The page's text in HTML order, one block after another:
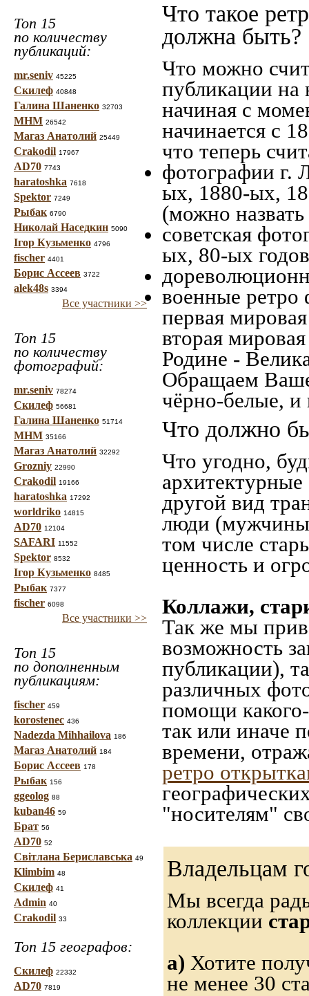
Топ 15
по количеству
публикаций:
mr.seniv 45225
Скилеф 40848
Галина Шаненко 32703
МНМ 26542
Магаз Анатолий 25449
Crakodil 17967
AD70 7743
haratoshka 7618
Spektor 7249
Рыбак 6790
Николай Наседкин 5090
Ігор Кузьменко 4796
fischer 4401
Борис Ассеев 3722
alek48s 3394
Все участники >>
Топ 15
по количеству
фотографий:
mr.seniv 78274
Скилеф 56681
Галина Шаненко 51714
МНМ 35166
Магаз Анатолий 32292
Grozniy 22990
Crakodil 19166
haratoshka 17292
worldriko 14815
AD70 12104
SAFARI 11552
Spektor 8532
Ігор Кузьменко 8485
Рыбак 7377
fischer 6098
Все участники >>
Топ 15
по дополненным
публикациям:
fischer 459
korostenec 436
Nadezda Mihhailova 186
Магаз Анатолий 184
Борис Ассеев 178
Рыбак 156
ggeolog 88
kuban46 59
Брат 56
AD70 52
Світлана Бериславська 49
Klimbim 48
Скилеф 41
Admin 40
Crakodil 33
Топ 15 географов:
Скилеф 22332
AD70 7819
Что такое
должна быть?
Что можно
публикации
начиная c
начинается с
что теперь
фотографии г.
ых, 1880-ых,
(можно
советская
ых, 80-ых
военные ретро
первая
вторая
Родине -
Обращаем
чёрно-белые, и
Что должно
Что угодно,
другой вид
люди
том числе
ценность и
Коллажи,
Так же мы
возможность
публикации),
различных
помощи
так или иначе
времени,
ретро
"носителям"
Владельцам
Мы всегда
коллекции
а) Хотите
не менее 30